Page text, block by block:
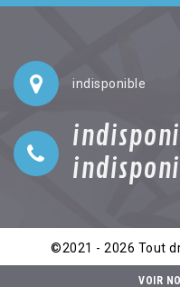
indisponible
©2021 - 2026 Tout
VOIR